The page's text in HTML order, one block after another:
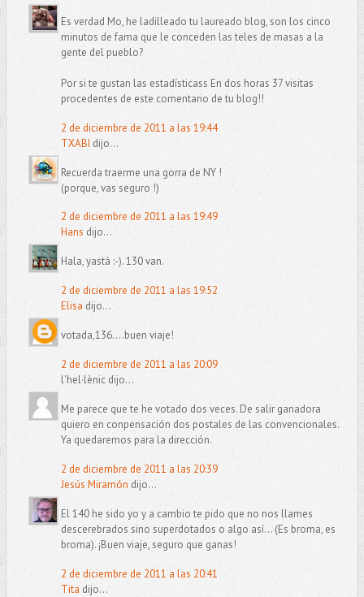
Es verdad Mo, he ladilleado tu laureado blog, son los cinco
minutos de fama que le conceden las teles de masas a la
gente del pueblo?
Por si te gustan las estadísticass En dos horas 37 visitas
procedentes de este comentario de tu blog!!
2 de diciembre de 2011 a las 19:44
TXABI dijo...
Recuerda traerme una gorra de NY !
(porque, vas seguro !)
2 de diciembre de 2011 a las 19:49
Hans dijo...
Hala, yastá :-). 130 van.
2 de diciembre de 2011 a las 19:52
Elisa dijo...
votada,136....buen viaje!
2 de diciembre de 2011 a las 20:09
l'hel·lènic dijo...
Me parece que te he votado dos veces. De salir ganadora
quiero en conpensación dos postales de las convencionales.
Ya quedaremos para la dirección.
2 de diciembre de 2011 a las 20:39
Jesús Miramón dijo...
El 140 he sido yo y a cambio te pido que no nos llames
descerebrados sino superdotados o algo así... (Es broma, es
broma). ¡Buen viaje, seguro que ganas!
2 de diciembre de 2011 a las 20:41
Tita dijo...